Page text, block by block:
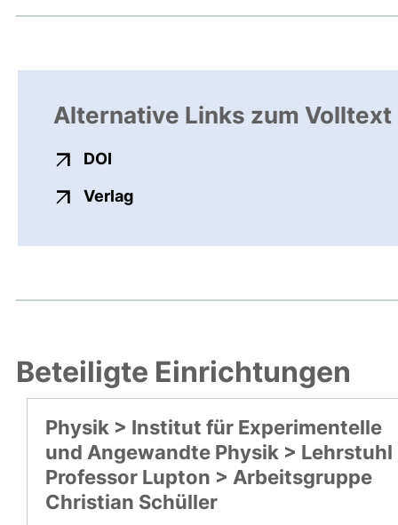
Alternative Links zum Volltext
DOI
Verlagexterner Link, öffnet neues
Beteiligte Einrichtungen
Physik > Institut für Experimentelle
und Angewandte Physik > Lehrstuhl
Professor Lupton > Arbeitsgruppe
Christian Schüller